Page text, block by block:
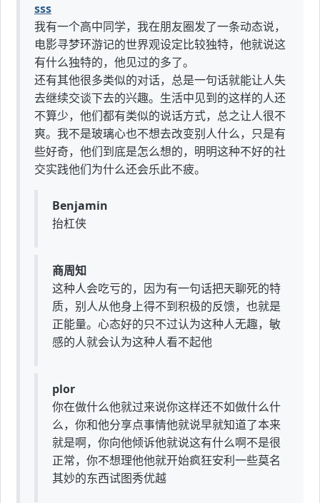
sss
我有一个高中同学，我在朋友圈发了一条动态说，
电影寻梦环游记的世界观设定比较独特，他就说这
有什么独特的，他见过的多了。
还有其他很多类似的对话，总是一句话就能让人失
去继续交谈下去的兴趣。生活中见到的这样的人还
不算少，他们都有类似的说话方式，总之让人很不
爽。我不是玻璃心也不想去改变别人什么，只是有
些好奇，他们到底是怎么想的，明明这种不好的社
交实践他们为什么还会乐此不疲。
Benjamin
抬杠侠
商周知
这种人会吃亏的，因为有一句话把天聊死的特
质，别人从他身上得不到积极的反馈，也就是
正能量。心态好的只不过认为这种人无趣，敏
感的人就会认为这种人看不起他
plor
你在做什么他就过来说你这样还不如做什么什
么，你和他分享点事情他就说早就知道了本来
就是啊，你向他倾诉他就说这有什么啊不是很
正常，你不想理他他就开始疯狂安利一些莫名
其妙的东西试图秀优越